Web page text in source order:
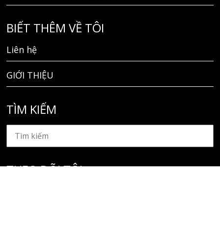
BIẾT THÊM VỀ TÔI
Liên hệ
GIỚI THIỆU
TÌM KIẾM
THEO DÕI TÔI